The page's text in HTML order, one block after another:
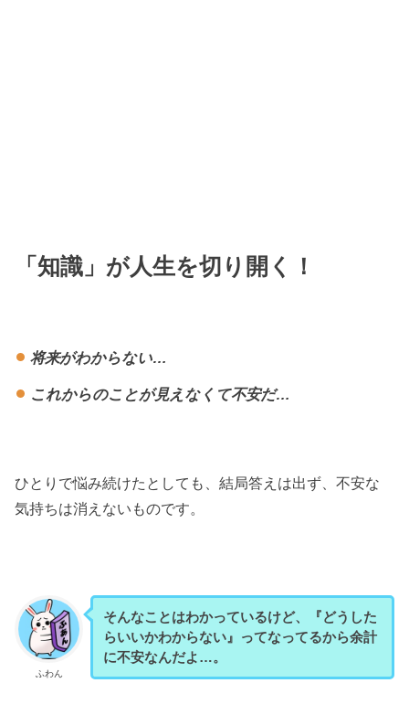
「知識」が人生を切り開く！
将来がわからない…
これからのことが見えなくて不安だ…
ひとりで悩み続けたとしても、結局答えは出ず、不安な
気持ちは消えないものです。
ふわん
そんなことはわかっているけど、『どうした
らいいかわからない』ってなってるから余計
に不安なんだよ…。